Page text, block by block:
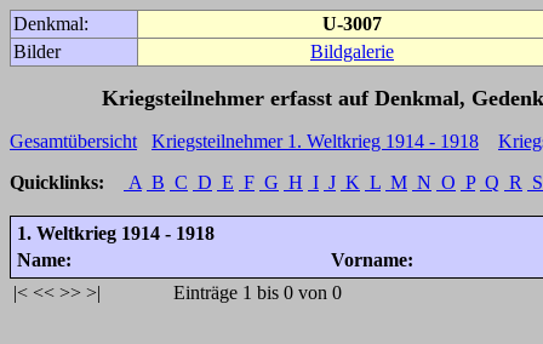
Denkmal:
U-3007
Bilder
Bildgalerie
Kriegsteilnehmer erfasst auf Denkmal,
Gesamtübersicht Kriegsteilnehmer 1. Weltkrieg 1914 - 1918
Quicklinks:
A B C D E F G H I J K L M N O P Q R S
1. Weltkrieg 1914 - 1918
Name:
Vorname:
|< << >> >| Einträge 1 bis 0 von 0